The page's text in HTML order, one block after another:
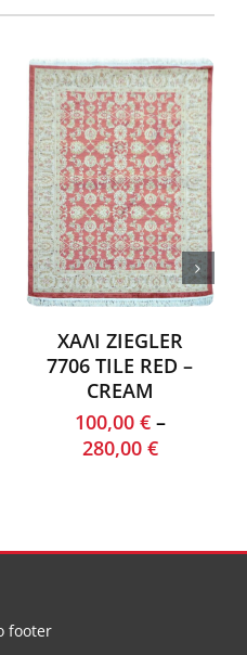
ΧΑΛΙ ZIEGLER
7706 TILE RED –
CREAM
100,00 €–
280,00 €